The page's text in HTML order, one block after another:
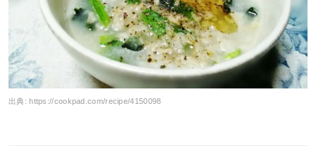
出典: https://cookpad.com/recipe/4150098